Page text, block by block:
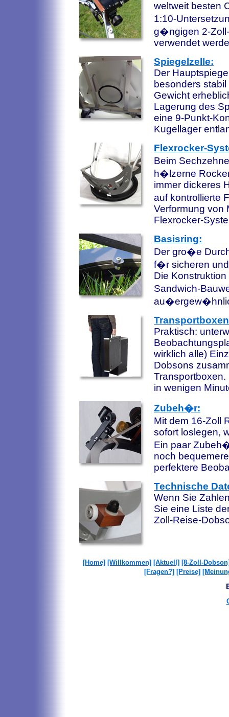
weltweit besten
1:10-
g�ngigen 2-
verwendet
Spiegelzelle:
Der
besonders
Gewicht
Lagerung des
eine 9-Punkt-
Kugellager
Flexrocker-
Beim
h�lzerne
immer dickeres
auf kontrollierte
Verformung von
Flexrocker-
Basisring:
Der gro�e
f�r sicheren
Die
Sandwich-
Praktisch:
wirklich alle)
Dobsons
Transportboxen.
in wenigen
Zubeh�r:
Mit dem 16-Zoll
sofort loslegen,
Ein paar
noch
perfektere
Technische
Wenn Sie
Sie eine Liste
Zoll-Reise-
[Home] [Willkommen] [Aktuell] [8-Zoll-
[Fragen?] [Preise]